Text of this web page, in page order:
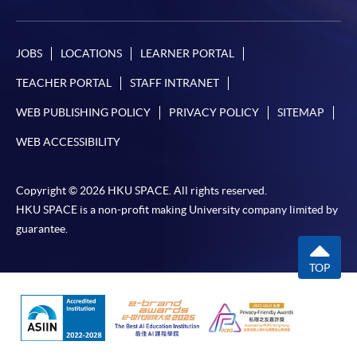
JOBS LOCATIONS LEARNER PORTAL
TEACHER PORTAL STAFF INTRANET
WEB PUBLISHING POLICY PRIVACY POLICY SITEMAP
WEB ACCESSIBILITY
Copyright © 2026 HKU SPACE. All rights reserved.
HKU SPACE is a non-profit making University company limited by
guarantee.
TOP